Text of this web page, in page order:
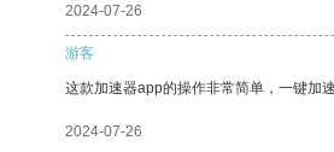
2024-07-26
游客
这款加速器app的操作非常简单，一键加
2024-07-26